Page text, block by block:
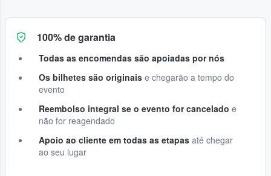
100% de garantia
Todas as encomendas são apoiadas por nós
Os bilhetes são originais e chegarão a tempo do
evento
Reembolso integral se o evento for cancelado e
não for reagendado
Apoio ao cliente em todas as etapas até chegar
ao seu lugar